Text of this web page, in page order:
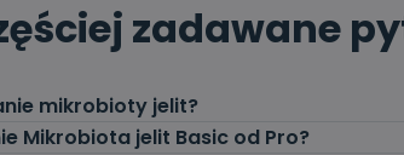
zadawane
mikrobioty jelit?
Mikrobiota jelit Basic od Pro?